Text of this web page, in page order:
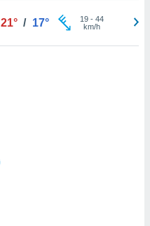
21° / 17° 19- 44
km/h